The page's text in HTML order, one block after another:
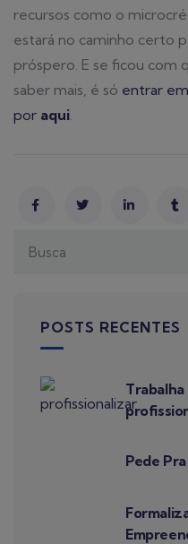
recursos como o
estará no caminho certo
próspero. E se ficou com
saber mais, é só entrar
por aqui.
POSTS RECENTES
Pede